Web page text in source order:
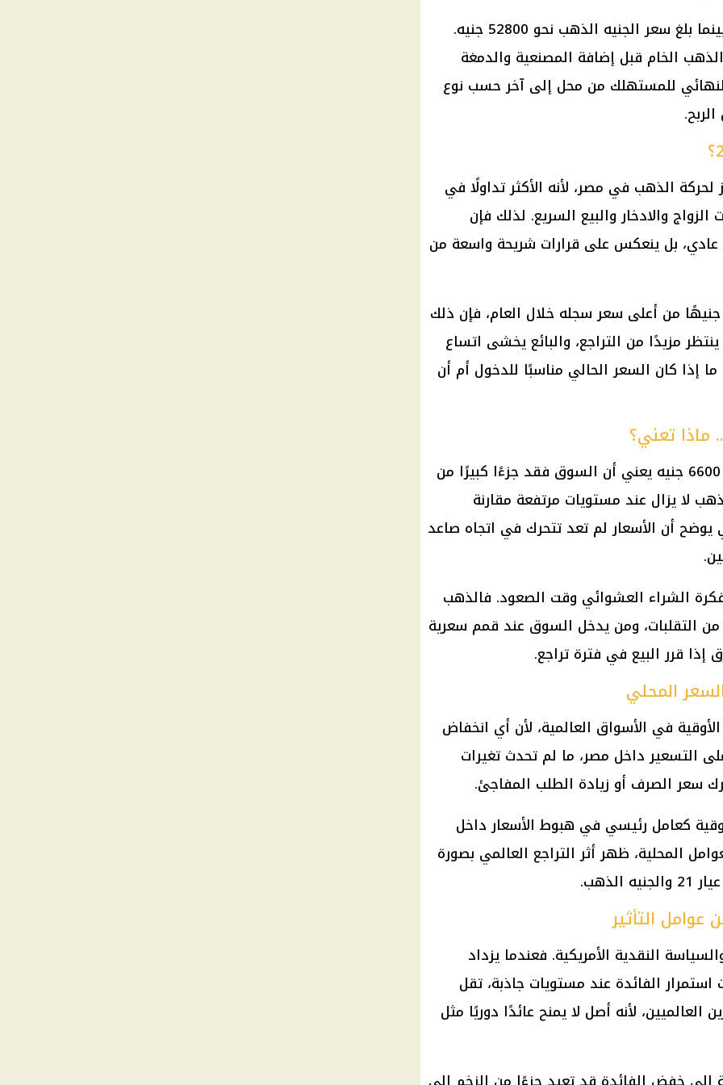
سعر الجنيه الذهب
نحو 52800 جنيه.
الذهب الخام قبل إضافة المصنعية والدمغة
للمستهلك من محل إلى آخر حسب نوع
لحركة الذهب في مصر، لأنه الأكثر تداولًا في
والادخار والبيع السريع. لذلك فإن
يمر كرقم عادي، بل ينعكس على قرارات شريحة واسعة من
يخسر هذا العيار نحو 1050 جنيهًا من أعلى سعر سجله خلال العام، فإن ذلك
مزيدًا من التراجع، والبائع يخشى اتساع
إذا كان السعر الحالي مناسبًا للدخول أم أن
من 7650 جنيهًا إلى 6600 جنيه يعني أن السوق فقد جزءًا كبيرًا من
لا يزال عند مستويات مرتفعة مقارنة
يوضح أن الأسعار لم تعد تتحرك في اتجاه صاعد
الشراء العشوائي وقت الصعود. فالذهب
التقلبات، ومن يدخل السوق عند قمم سعرية
قرر البيع في فترة تراجع.
المحلي
في الأسواق العالمية، لأن أي انخفاض
التسعير داخل مصر، ما لم تحدث تغيرات
سعر الصرف أو زيادة الطلب المفاجئ.
كعامل رئيسي في هبوط الأسعار داخل
المحلية، ظهر أثر التراجع العالمي بصورة
عيار 21 والجنيه الذهب.
عوامل التأثير
النقدية الأمريكية. فعندما يزداد
استمرار الفائدة عند مستويات جاذبة، تقل
لأنه أصل لا يمنح عائدًا دوريًا مثل